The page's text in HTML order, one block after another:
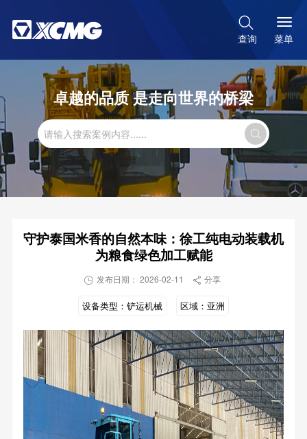

查询 菜单
卓越的品质 是走向世界的桥梁

守护泰国米香的自然本味：徐工纯电动装载机
为粮食绿色加工赋能
 发布日期： 2026-02-11  分享
设备类型： 铲运机械 区域： 亚洲